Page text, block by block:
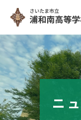
HOME
学校紹介
南高の教育
ニ